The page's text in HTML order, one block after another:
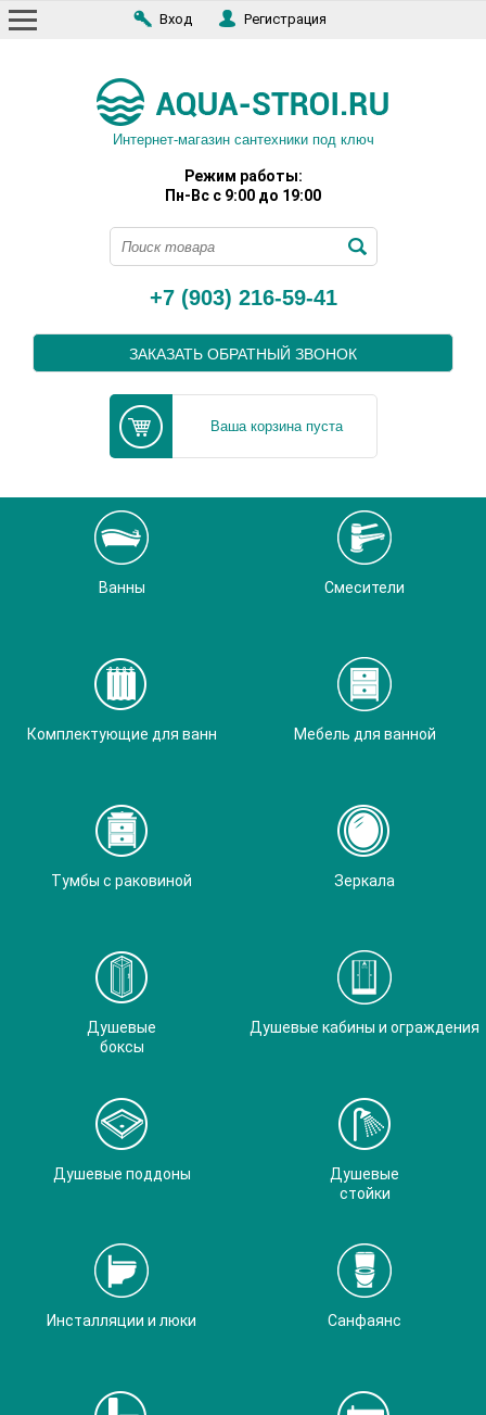
Вход Регистрация
Интернет-магазин сантехники под ключ
Режим работы:
Пн-Вс с 9:00 до 19:00
+7 (903) 216-59-41
ЗАКАЗАТЬ ОБРАТНЫЙ ЗВОНОК
Ваша корзина пуста
Ванны Смесители
Комплектующие для ванн Мебель для ванной
Тумбы с раковиной Зеркала
Душевые
боксы
Душевые кабины и ограждения
Душевые поддоны
Душевые
стойки
Инсталляции и люки Санфаянс